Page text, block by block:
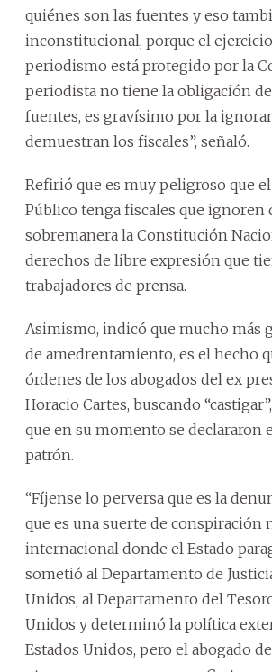
quiénes son las fuentes y eso
inconstitucional, porque el
periodismo está protegido por la
periodista no tiene la obligación
fuentes, es gravísimo por la
demuestran los fiscales”, señaló.
Refirió que es muy peligroso que
Público tenga fiscales que ignoren
sobremanera la Constitución
derechos de libre expresión que
trabajadores de prensa.
Asimismo, indicó que mucho más
de amedrentamiento, es el hecho
órdenes de los abogados del ex
Horacio Cartes, buscando
que en su momento se declararon
patrón.
“Fíjense lo perversa que es la
que es una suerte de conspiración
internacional donde el Estado
sometió al Departamento de
Unidos, al Departamento del
Unidos y determinó la política
Estados Unidos, pero el abogado